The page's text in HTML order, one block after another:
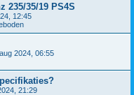
235/35/19 PS4S
12:45
2024, 06:55
21:29